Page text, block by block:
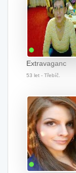
Extravaganc
53 let - Třebíč.